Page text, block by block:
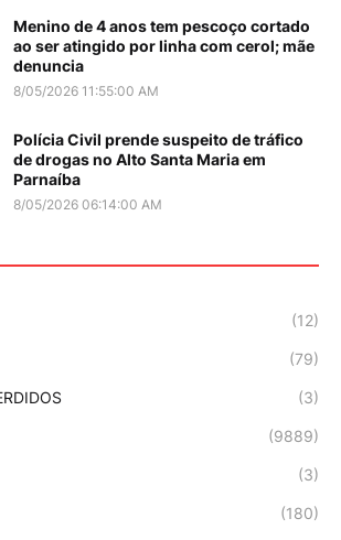
Menino de 4 anos tem pescoço cortado
ao ser atingido por linha com cerol; mãe
denuncia
8/05/2026 11:55:00 AM
Polícia Civil prende suspeito de tráfico
de drogas no Alto Santa Maria em
Parnaíba
8/05/2026 06:14:00 AM
(12)
(79)
(3)
(9889)
(3)
(180)